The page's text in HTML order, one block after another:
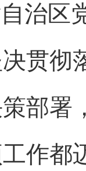
治区
贯彻
部署
作都